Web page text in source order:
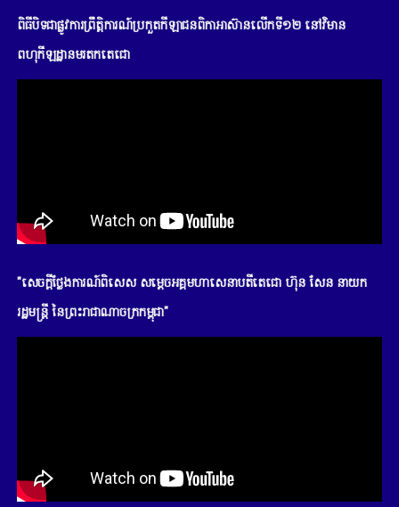
ពិធីបិទជាផ្លូវការព្រឹត្តិការណ៍ប្រកួតកីឡាជនពិកាអាស៊ានលើកទី១២ នៅវិមាន
ពហុកីឡដ្ឋានមរតកតេជោ
"សេចក្តីថ្លែងការណ៍ពិសេស សម្តេចអគ្គមហាសេនាបតីតេជោ ហ៊ុន សែន នាយក
រដ្ឋមន្រ្តី នៃព្រះរាជាណាចក្រកម្ពុជា"